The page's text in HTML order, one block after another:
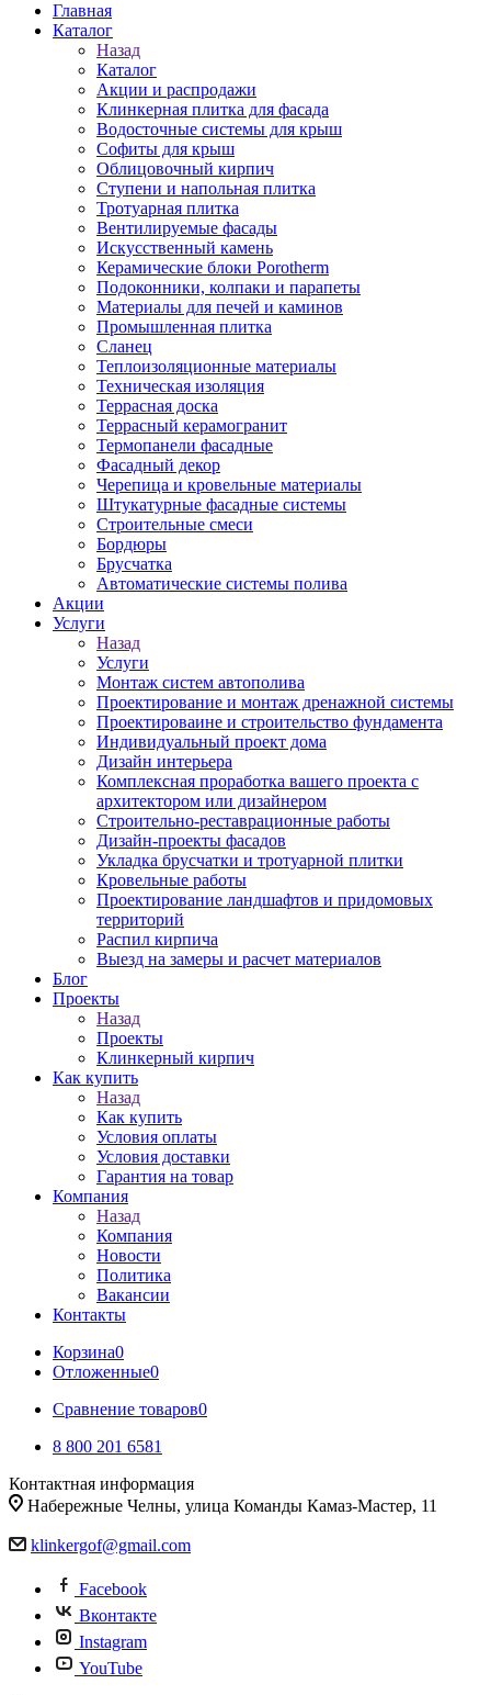
Главная
Каталог
Назад
Каталог
Акции и распродажи
Клинкерная плитка для фасада
Водосточные системы для крыш
Софиты для крыш
Облицовочный кирпич
Ступени и напольная плитка
Тротуарная плитка
Вентилируемые фасады
Искусственный камень
Керамические блоки Porotherm
Подоконники, колпаки и парапеты
Материалы для печей и каминов
Промышленная плитка
Сланец
Теплоизоляционные материалы
Техническая изоляция
Террасная доска
Террасный керамогранит
Термопанели фасадные
Фасадный декор
Черепица и кровельные материалы
Штукатурные фасадные системы
Строительные смеси
Бордюры
Брусчатка
Автоматические системы полива
Акции
Услуги
Назад
Услуги
Монтаж систем автополива
Проектирование и монтаж дренажной системы
Проектироваине и строительство фундамента
Индивидуальный проект дома
Дизайн интерьера
Комплексная проработка вашего проекта с
архитектором или дизайнером
Строительно-реставрационные работы
Дизайн-проекты фасадов
Укладка брусчатки и тротуарной плитки
Кровельные работы
Проектирование ландшафтов и придомовых
территорий
Распил кирпича
Выезд на замеры и расчет материалов
Блог
Проекты
Назад
Проекты
Клинкерный кирпич
Как купить
Назад
Как купить
Условия оплаты
Условия доставки
Гарантия на товар
Компания
Назад
Компания
Новости
Политика
Вакансии
Контакты
Корзина0
Отложенные0
Сравнение товаров0
8 800 201 6581
Контактная информация
Набережные Челны, улица Команды Камаз-Мастер, 11
klinkergof@gmail.com
Facebook
Вконтакте
Instagram
YouTube